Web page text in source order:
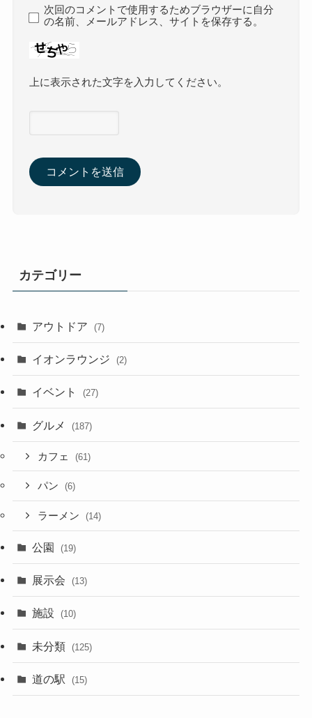
次回のコメントで使用するためブラウザーに自分
の名前、メールアドレス、サイトを保存する。
上に表示された文字を入力してください。
カテゴリー
アウトドア (7)
イオンラウンジ (2)
イベント (27)
グルメ (187)
カフェ (61)
パン (6)
ラーメン (14)
公園 (19)
展示会 (13)
施設 (10)
未分類 (125)
道の駅 (15)